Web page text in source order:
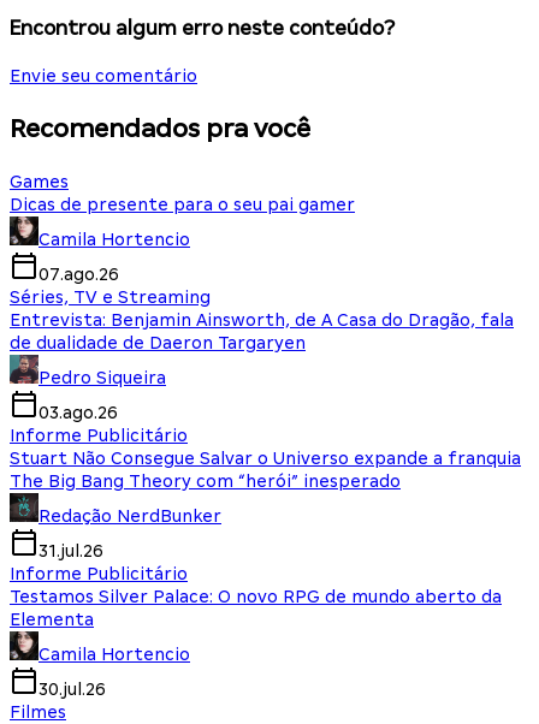
Encontrou algum erro neste conteúdo?
Envie seu comentário
Recomendados pra você
Games
Dicas de presente para o seu pai gamer
Camila Hortencio
07.ago.26
Séries, TV e Streaming
Entrevista: Benjamin Ainsworth, de A Casa do Dragão, fala
de dualidade de Daeron Targaryen
Pedro Siqueira
03.ago.26
Informe Publicitário
Stuart Não Consegue Salvar o Universo expande a franquia
The Big Bang Theory com “herói” inesperado
Redação NerdBunker
31.jul.26
Informe Publicitário
Testamos Silver Palace: O novo RPG de mundo aberto da
Elementa
Camila Hortencio
30.jul.26
Filmes